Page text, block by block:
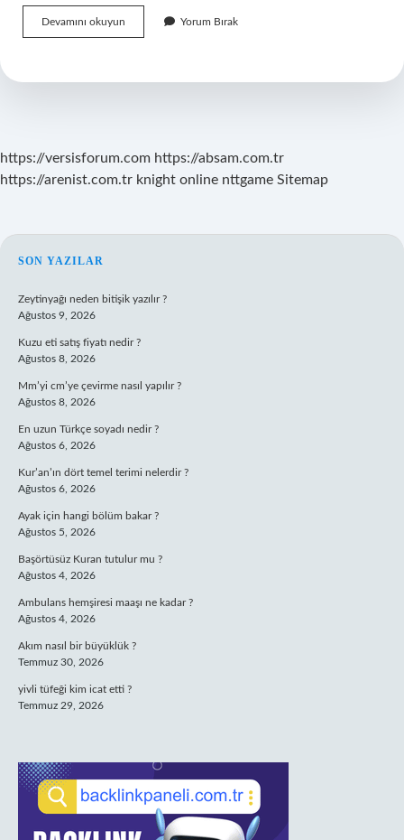
Devamını okuyun
Hangi
Yorum Bırak
https://versisforum.com https://absam.com.tr
https://arenist.com.tr knight online nttgame Sitemap
SIDEBAR
SON YAZILAR
Zeytinyağı neden bitişik yazılır ?
Ağustos 9, 2026
Kuzu eti satış fiyatı nedir ?
Ağustos 8, 2026
Mm’yi cm’ye çevirme nasıl yapılır ?
Ağustos 8, 2026
En uzun Türkçe soyadı nedir ?
Ağustos 6, 2026
Kur’an’ın dört temel terimi nelerdir ?
Ağustos 6, 2026
Ayak için hangi bölüm bakar ?
Ağustos 5, 2026
Başörtüsüz Kuran tutulur mu ?
Ağustos 4, 2026
Ambulans hemşiresi maaşı ne kadar ?
Ağustos 4, 2026
Akım nasıl bir büyüklük ?
Temmuz 30, 2026
yivli tüfeği kim icat etti ?
Temmuz 29, 2026